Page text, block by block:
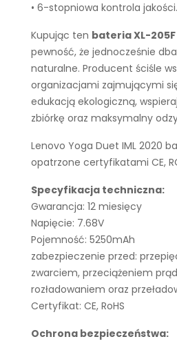
• 6-stopniowa kontrola jakości.
Kupując ten bateria XL-205F
pewność, że jednocześnie
naturalne. Producent ściśle
organizacjami zajmującymi
edukacją ekologiczną,
zbiórkę oraz maksymalny
Lenovo Yoga Duet IML 2020
opatrzone certyfikatami CE,
Specyfikacja techniczna:
Gwarancja: 12 miesięcy
Napięcie: 7.68V
Pojemność: 5250mAh
zabezpieczenie przed:
zwarciem, przeciążeniem
rozładowaniem oraz
Certyfikat: CE, RoHS
Ochrona bezpieczeństwa: